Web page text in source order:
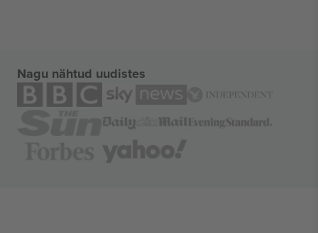
Nagu nähtud uudistes